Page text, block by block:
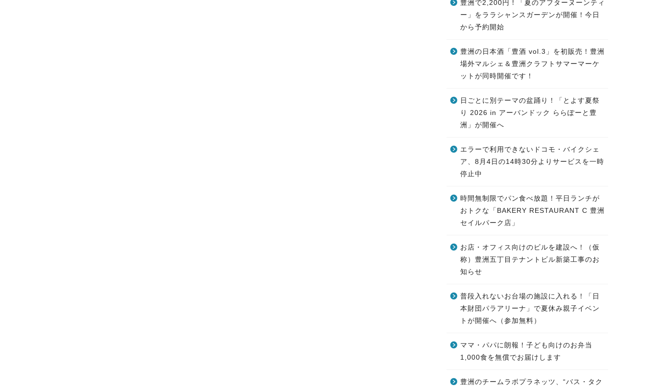
豊洲で2,200円！「夏のアフターヌーンティ
ー」をララシャンスガーデンが開催！今日
から予約開始
豊洲の日本酒「豊酒 vol.3」を初販売！豊洲
場外マルシェ＆豊洲クラフトサマーマーケ
ットが同時開催です！
日ごとに別テーマの盆踊り！「とよす夏祭
り 2026 in アーバンドック ららぽーと豊
洲」が開催へ
エラーで利用できないドコモ・バイクシェ
ア、8月4日の14時30分よりサービスを一時
停止中
時間無制限でパン食べ放題！平日ランチが
おトクな「BAKERY RESTAURANT C 豊洲
セイルパーク店」
お店・オフィス向けのビルを建設へ！（仮
称）豊洲五丁目テナントビル新築工事のお
知らせ
普段入れないお台場の施設に入れる！「日
本財団パラアリーナ」で夏休み親子イベン
トが開催へ（参加無料）
ママ・パパに朗報！子ども向けのお弁当
1,000食を無償でお届けします
豊洲のチームラボプラネッツ、“バス・タク